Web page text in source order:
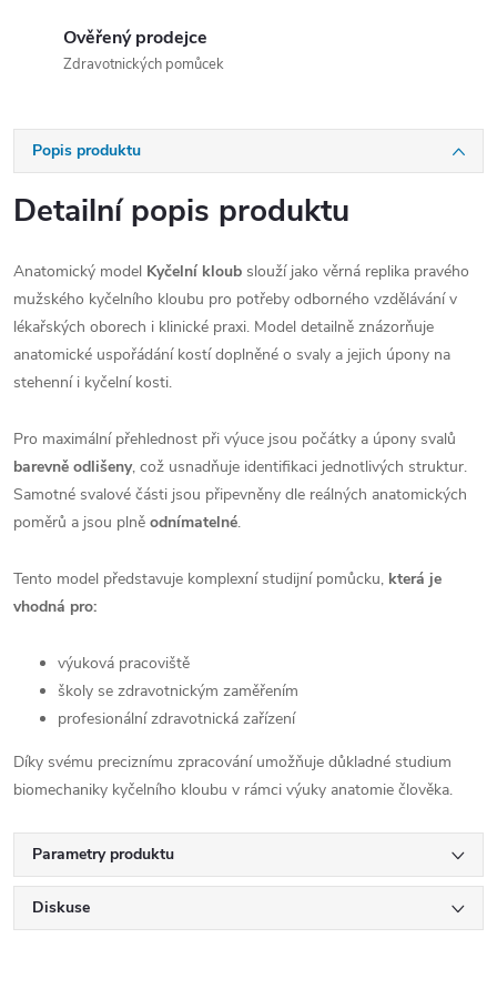
Ověřený prodejce
Zdravotnických pomůcek
Popis produktu
Detailní popis produktu
Anatomický model Kyčelní kloub slouží jako věrná replika pravého
mužského kyčelního kloubu pro potřeby odborného vzdělávání v
lékařských oborech i klinické praxi. Model detailně znázorňuje
anatomické uspořádání kostí doplněné o svaly a jejich úpony na
stehenní i kyčelní kosti.
Pro maximální přehlednost při výuce jsou počátky a úpony svalů
barevně odlišeny, což usnadňuje identifikaci jednotlivých struktur.
Samotné svalové části jsou připevněny dle reálných anatomických
poměrů a jsou plně odnímatelné.
Tento model představuje komplexní studijní pomůcku, která je
vhodná pro:
výuková pracoviště
školy se zdravotnickým zaměřením
profesionální zdravotnická zařízení
Díky svému preciznímu zpracování umožňuje důkladné studium
biomechaniky kyčelního kloubu v rámci výuky anatomie člověka.
Parametry produktu
Diskuse